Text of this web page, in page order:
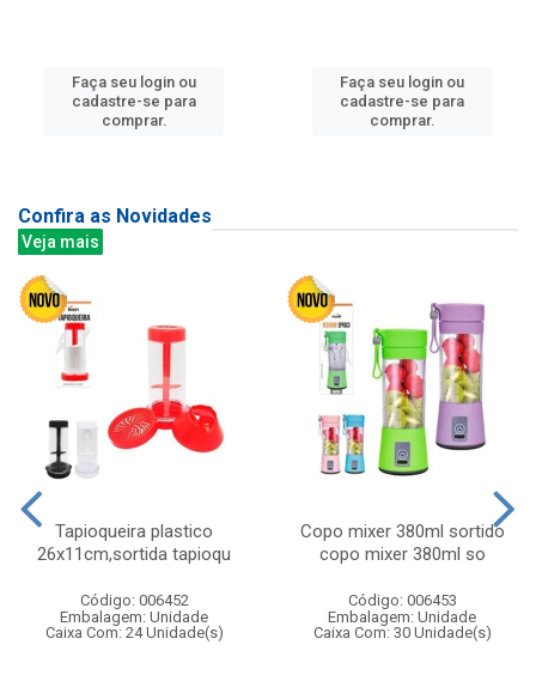
Faça seu login ou
cadastre-se para
comprar.
Faça seu login ou
cadastre-se para
comprar.
Confira as Novidades
Veja mais
Tapioqueira plastico
26x11cm,sortida tapioqu
Código: 006452
Embalagem: Unidade
Caixa Com: 24 Unidade(s)
Copo mixer 380ml sortido
copo mixer 380ml so
Código: 006453
Embalagem: Unidade
Caixa Com: 30 Unidade(s)